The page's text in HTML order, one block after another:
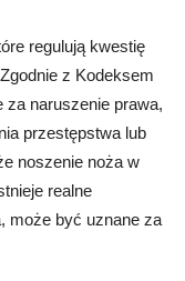
regulują kwestię
z Kodeksem
naruszenie prawa,
przestępstwa lub
noszenie noża w
realne
może być uznane za